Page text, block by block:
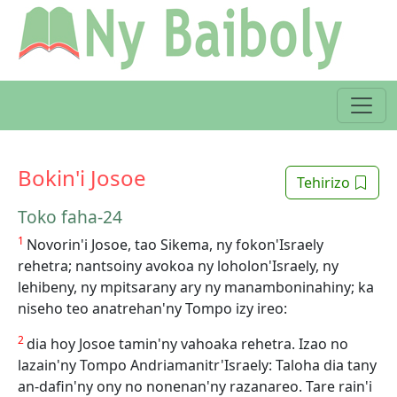
Tehirizo
Bokin'i Josoe
Toko faha-24
1 Novorin'i Josoe, tao Sikema, ny fokon'Israely
rehetra; nantsoiny avokoa ny loholon'Israely, ny
lehibeny, ny mpitsarany ary ny manamboninahiny; ka
niseho teo anatrehan'ny Tompo izy ireo:
2dia hoy Josoe tamin'ny vahoaka rehetra. Izao no
lazain'ny Tompo Andriamanitr'Israely: Taloha dia tany
an-dafin'ny ony no nonenan'ny razanareo. Tare rain'i